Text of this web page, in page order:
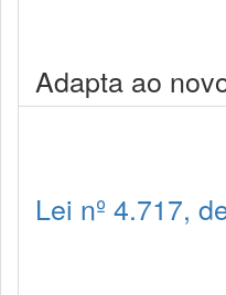
Adapta ao
Lei nº 4.717,